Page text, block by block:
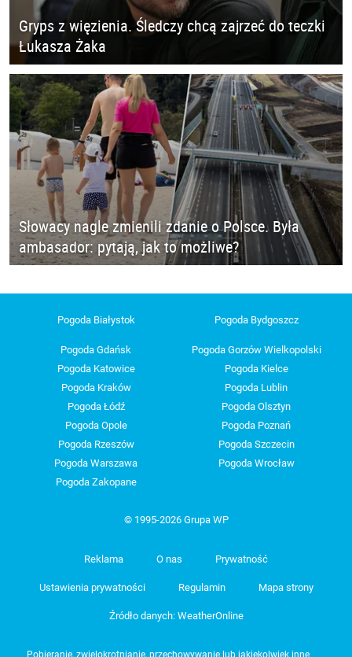
Gryps z więzienia. Śledczy chcą zajrzeć do teczki
Łukasza Żaka
Słowacy nagle zmienili zdanie o Polsce. Była
ambasador: pytają, jak to możliwe?
Pogoda Białystok Pogoda Bydgoszcz
Pogoda Gdańsk
Pogoda Gorzów Wielkopolski
Pogoda Katowice
Pogoda Kielce
Pogoda Kraków
Pogoda Lublin
Pogoda Łódź
Pogoda Olsztyn
Pogoda Opole
Pogoda Poznań
Pogoda Rzeszów
Pogoda Szczecin
Pogoda Warszawa
Pogoda Wrocław
Pogoda Zakopane
© 1995-2026 Grupa WP
Reklama O nas Prywatność
Ustawienia prywatności Regulamin Mapa strony
Źródło danych: WeatherOnline
Pobieranie, zwielokrotnianie, przechowywanie lub jakiekolwiek inne